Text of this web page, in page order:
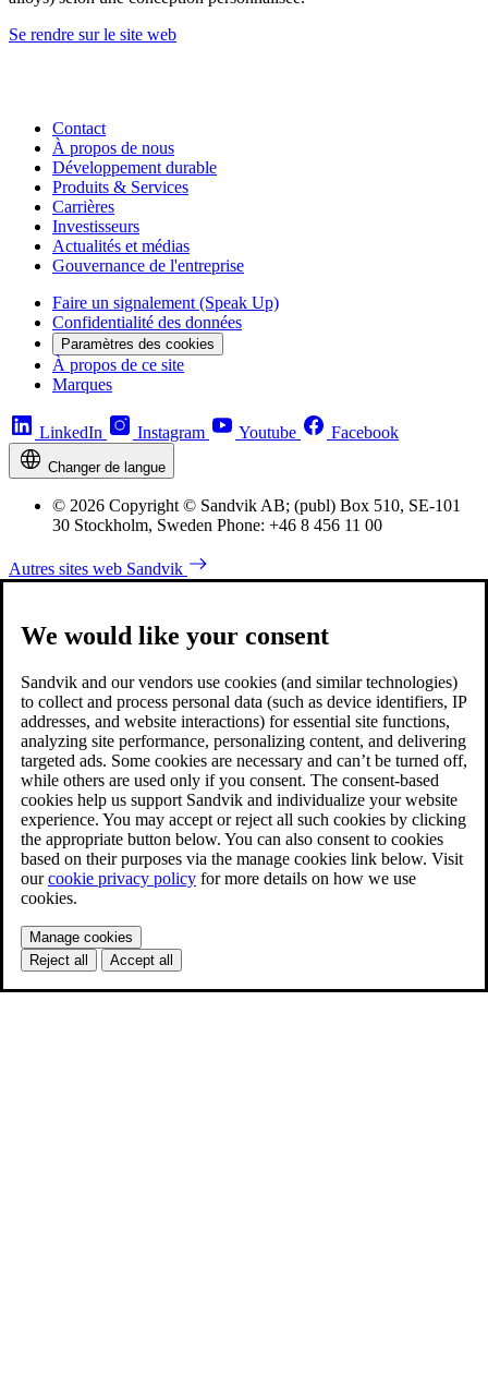
Se rendre sur le site web
Contact
À propos de nous
Développement durable
Produits & Services
Carrières
Investisseurs
Actualités et médias
Gouvernance de l'entreprise
Faire un signalement (Speak Up)
Confidentialité des données
Paramètres des cookies
À propos de ce site
Marques
LinkedIn Instagram Youtube Facebook
Changer de langue
© 2026 Copyright © Sandvik AB; (publ) Box 510, SE-101
30 Stockholm, Sweden Phone: +46 8 456 11 00
Autres sites web Sandvik
We would like your consent
Sandvik and our vendors use cookies (and similar technologies)
to collect and process personal data (such as device identifiers, IP
addresses, and website interactions) for essential site functions,
analyzing site performance, personalizing content, and delivering
targeted ads. Some cookies are necessary and can’t be turned off,
while others are used only if you consent. The consent-based
cookies help us support Sandvik and individualize your website
experience. You may accept or reject all such cookies by clicking
the appropriate button below. You can also consent to cookies
based on their purposes via the manage cookies link below. Visit
ourcookie privacy policy for more details on how we use
cookies.
Manage cookies
Reject all
Accept all